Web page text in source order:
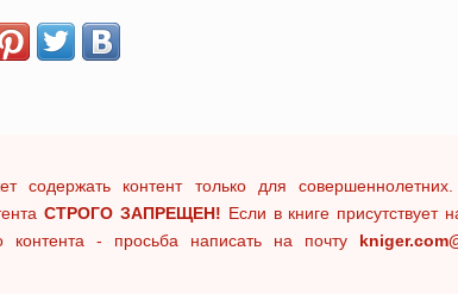
содержать контент только для
СТРОГО ЗАПРЕЩЕН! Если в книге присутствует
контента - просьба написать на почту